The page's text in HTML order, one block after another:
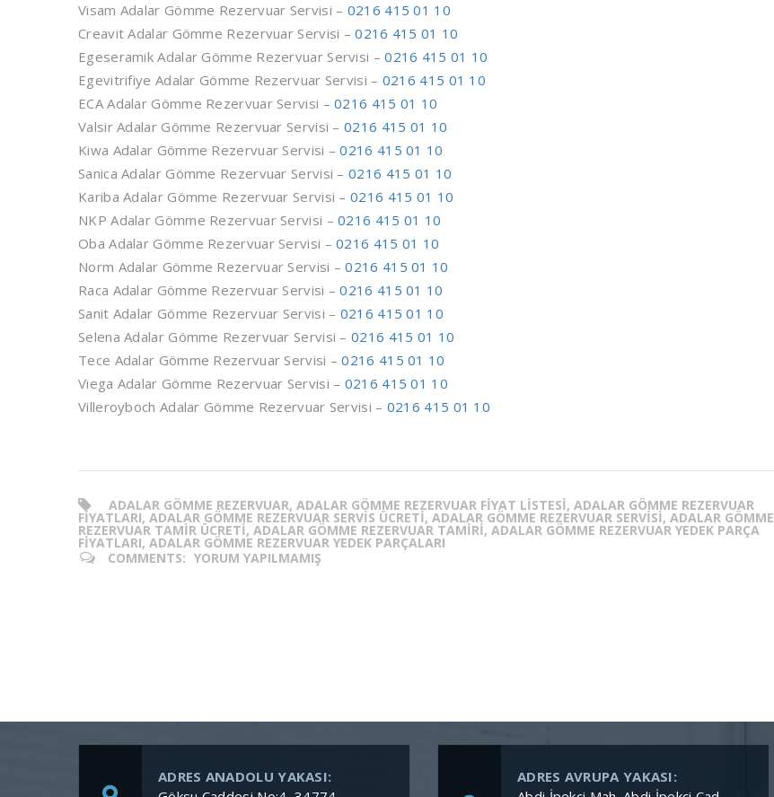
Visam Adalar Gömme Rezervuar Servisi – 0216 415 01 10
Creavit Adalar Gömme Rezervuar Servisi –0216 415 01 10
Egeseramik Adalar Gömme Rezervuar Servisi –0216 415 01 10
Egevitrifiye Adalar Gömme Rezervuar Servisi – 0216 415 01 10
ECA Adalar Gömme Rezervuar Servisi –0216 415 01 10
Valsir Adalar Gömme Rezervuar Servisi – 0216 415 01 10
Kiwa Adalar Gömme Rezervuar Servisi –0216 415 01 10
Sanica Adalar Gömme Rezervuar Servisi – 0216 415 01 10
Kariba Adalar Gömme Rezervuar Servisi – 0216 415 01 10
NKP Adalar Gömme Rezervuar Servisi –0216 415 01 10
Oba Adalar Gömme Rezervuar Servisi –0216 415 01 10
Norm Adalar Gömme Rezervuar Servisi –0216 415 01 10
Raca Adalar Gömme Rezervuar Servisi –0216 415 01 10
Sanit Adalar Gömme Rezervuar Servisi – 0216 415 01 10
Selena Adalar Gömme Rezervuar Servisi – 0216 415 01 10
Tece Adalar Gömme Rezervuar Servisi –0216 415 01 10
Viega Adalar Gömme Rezervuar Servisi – 0216 415 01 10
Villeroyboch Adalar Gömme Rezervuar Servisi – 0216 415 01 10
ADALAR GÖMME REZERVUAR, ADALAR GÖMME REZERVUAR FIYAT LISTESI, ADALAR GÖMME REZERVUAR
FIYATLARI, ADALAR GÖMME REZERVUAR SERVIS ÜCRETI, ADALAR GÖMME REZERVUAR SERVISI, ADALAR GÖMME
REZERVUAR TAMIR ÜCRETI, ADALAR GÖMME REZERVUAR TAMIRI, ADALAR GÖMME REZERVUAR YEDEK PARÇA
FIYATLARI, ADALAR GÖMME REZERVUAR YEDEK PARÇALARI
COMMENTS: YORUM YAPILMAMIŞ
ADRES ANADOLU YAKASI:
ADRES AVRUPA YAKASI: